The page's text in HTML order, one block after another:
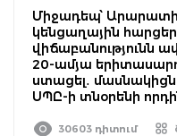
Միջադեպ՝ Արարատի
կենցաղային
վիճաբանությունն
20-ամյա
ստացել․
ՍՊԸ-ի տնօրենի
30603 դիտում